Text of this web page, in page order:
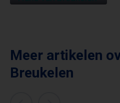
Meer artikelen
Breukelen